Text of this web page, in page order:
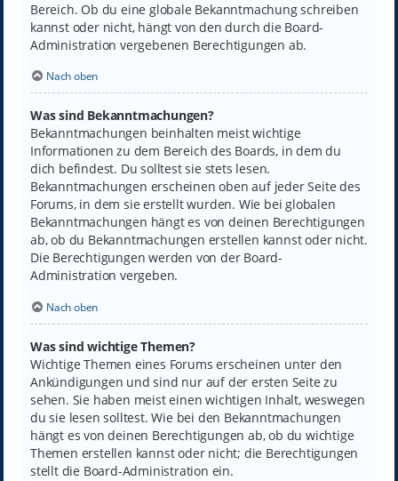
Bereich. Ob du eine globale Bekanntmachung schreiben
kannst oder nicht, hängt von den durch die Board-
Administration vergebenen Berechtigungen ab.
Nach oben
Was sind Bekanntmachungen?
Bekanntmachungen beinhalten meist wichtige
Informationen zu dem Bereich des Boards, in dem du
dich befindest. Du solltest sie stets lesen.
Bekanntmachungen erscheinen oben auf jeder Seite des
Forums, in dem sie erstellt wurden. Wie bei globalen
Bekanntmachungen hängt es von deinen Berechtigungen
ab, ob du Bekanntmachungen erstellen kannst oder nicht.
Die Berechtigungen werden von der Board-
Administration vergeben.
Nach oben
Was sind wichtige Themen?
Wichtige Themen eines Forums erscheinen unter den
Ankündigungen und sind nur auf der ersten Seite zu
sehen. Sie haben meist einen wichtigen Inhalt, weswegen
du sie lesen solltest. Wie bei den Bekanntmachungen
hängt es von deinen Berechtigungen ab, ob du wichtige
Themen erstellen kannst oder nicht; die Berechtigungen
stellt die Board-Administration ein.